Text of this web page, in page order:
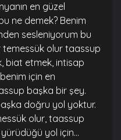
en güzel
ne demek? Benim
sesleniyorum bu
olur taassup
biat etmek, intisap
için en
başka bir şey.
doğru yol yoktur.
olur, taassup
yol için...